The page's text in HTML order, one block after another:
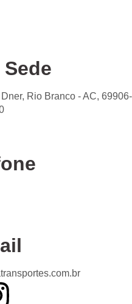
Rio Branco - AC, 69906-